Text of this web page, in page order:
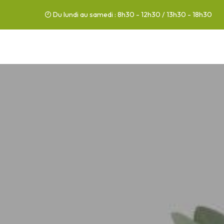
Du lundi au samedi : 8h30 - 12h30 / 13h30 - 18h30